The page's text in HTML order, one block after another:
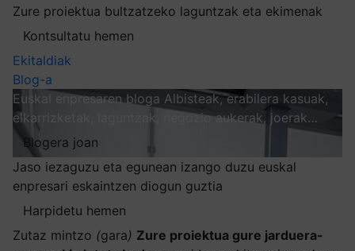
Zure proiektua bultzatzeko laguntzak eta ekimenak
Kontsultatu hemen
Ekitaldiak
Blog-a
Euskal enpresaren bloga Albisteak, erabilera kasuak,
elkarrizketak, laguntzak, negozio aukerak, joerak…
Blogera joan
Jaso iezaguzu eta egunean izango duzu euskal
enpresari eskaintzen diogun guztia
Harpidetu hemen
Zutaz mintzo (gara) Zure proiektua gure jarduera-